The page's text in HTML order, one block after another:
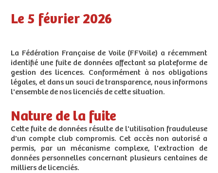
Le 5 février 2026
La Fédération Française de Voile (FFVoile) a récemment
identifié une fuite de données affectant sa plateforme de
gestion des licences. Conformément à nos obligations
légales, et dans un souci de transparence, nous informons
l'ensemble de nos licenciés de cette situation.
Nature de la fuite
Cette fuite de données résulte de l'utilisation frauduleuse
d'un compte club compromis. Cet accès non autorisé a
permis, par un mécanisme complexe, l'extraction de
données personnelles concernant plusieurs centaines de
milliers de licenciés.